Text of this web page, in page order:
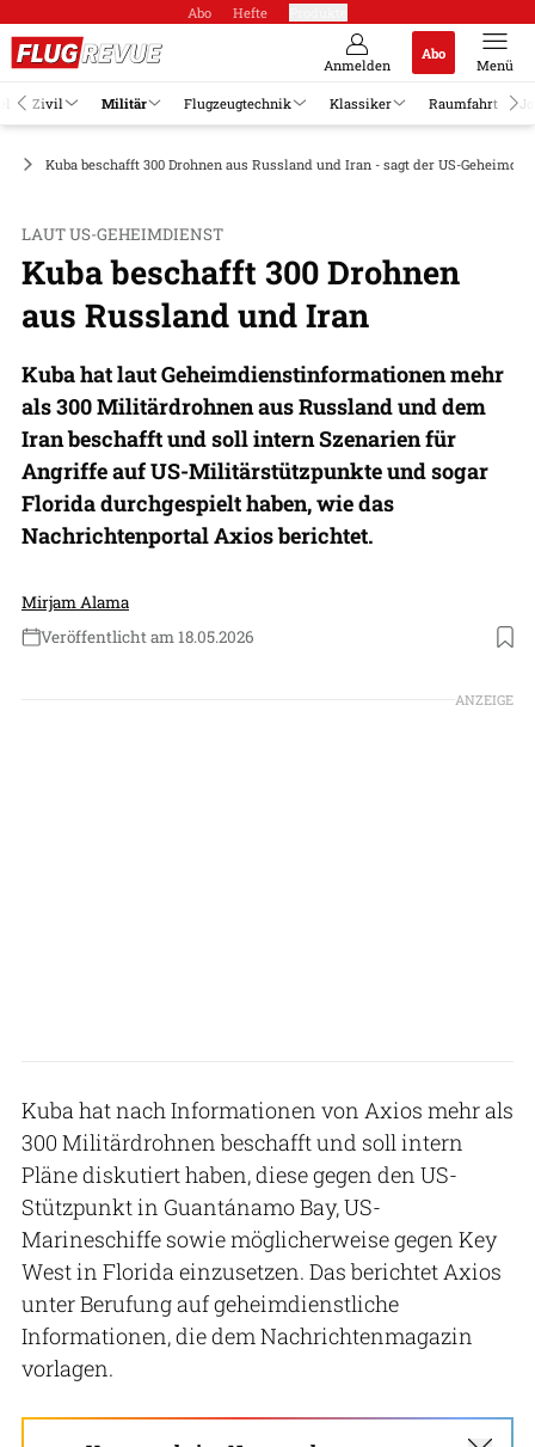
Abo Hefte
Anmelden
Abo
Menü
Zivil Militär Flugzeugtechnik Klassiker Raumfahrt
Kuba beschafft 300 Drohnen aus Russland und Iran - sagt der US-
LAUT US-GEHEIMDIENST
Kuba beschafft 300 Drohnen
aus Russland und Iran
Kuba hat laut Geheimdienstinformationen mehr
als 300 Militärdrohnen aus Russland und dem
Iran beschafft und soll intern Szenarien für
Angriffe auf US-Militärstützpunkte und sogar
Florida durchgespielt haben, wie das
Nachrichtenportal Axios berichtet.
Mirjam Alama
Veröffentlicht am 18.05.2026
Foto: Fars Media Corporation via Wikimedia (CC-BY 4.0)
ANZEIGE
Kuba hat nach Informationen von Axios mehr als
300 Militärdrohnen beschafft und soll intern
Pläne diskutiert haben, diese gegen den US-
Stützpunkt in Guantánamo Bay, US-
Marineschiffe sowie möglicherweise gegen Key
West in Florida einzusetzen. Das berichtet Axios
unter Berufung auf geheimdienstliche
Informationen, die dem Nachrichtenmagazin
vorlagen.